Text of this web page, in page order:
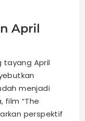
April
tayang April
menjadi
film “The
perspektif